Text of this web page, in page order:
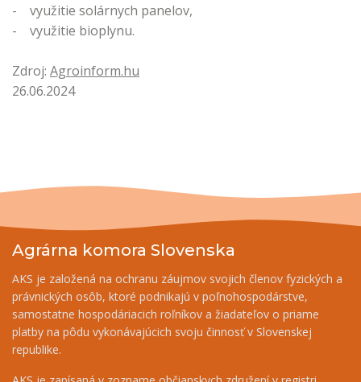
- využitie solárnych panelov,
- využitie bioplynu.
Zdroj: Agroinform.hu
26.06.2024
Agrárna komora Slovenska
AKS je založená na ochranu záujmov svojich členov fyzických a
právnických osôb, ktoré podnikajú v poľnohospodárstve,
samostatne hospodáriacich roľníkov a žiadateľov o priame
platby na pôdu vykonávajúcich svoju činnosť v Slovenskej
republike.